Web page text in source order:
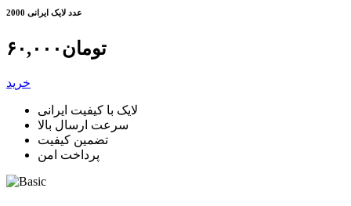
2000 عدد لایک ایرانی
۶۰,۰۰۰تومان
خرید
لایک با کیفیت ایرانی
سرعت ارسال بالا
تضمین کیفیت
پرداخت امن